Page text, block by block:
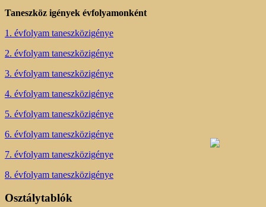
Taneszköz igények évfolyamonként
1. évfolyam taneszközigénye
2. évfolyam taneszközigénye
3. évfolyam taneszközigénye
4. évfolyam taneszközigénye
5. évfolyam taneszközigénye
6. évfolyam taneszközigénye
7. évfolyam taneszközigénye
8. évfolyam taneszközigénye
Osztálytablók